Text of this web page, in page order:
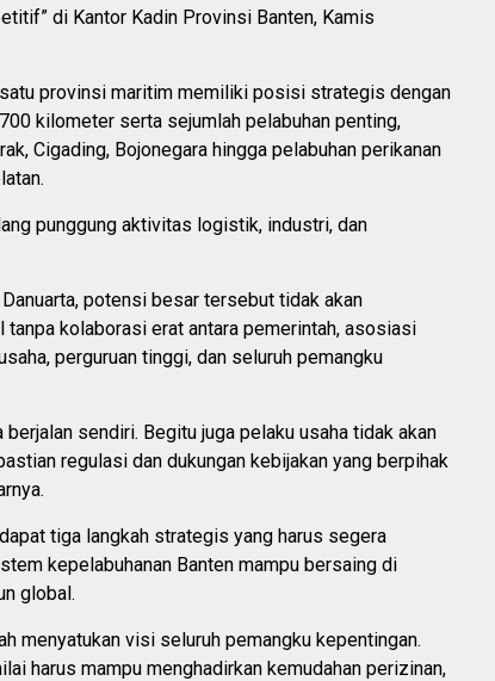
di Kantor Kadin Provinsi Banten, Kamis
provinsi maritim memiliki posisi strategis dengan
kilometer serta sejumlah pelabuhan penting,
Cigading, Bojonegara hingga pelabuhan perikanan
punggung aktivitas logistik, industri, dan
potensi besar tersebut tidak akan
tanpa kolaborasi erat antara pemerintah, asosiasi
perguruan tinggi, dan seluruh pemangku
sendiri. Begitu juga pelaku usaha tidak akan
regulasi dan dukungan kebijakan yang berpihak
tiga langkah strategis yang harus segera
kepelabuhanan Banten mampu bersaing di
global.
menyatukan visi seluruh pemangku kepentingan.
harus mampu menghadirkan kemudahan perizinan,